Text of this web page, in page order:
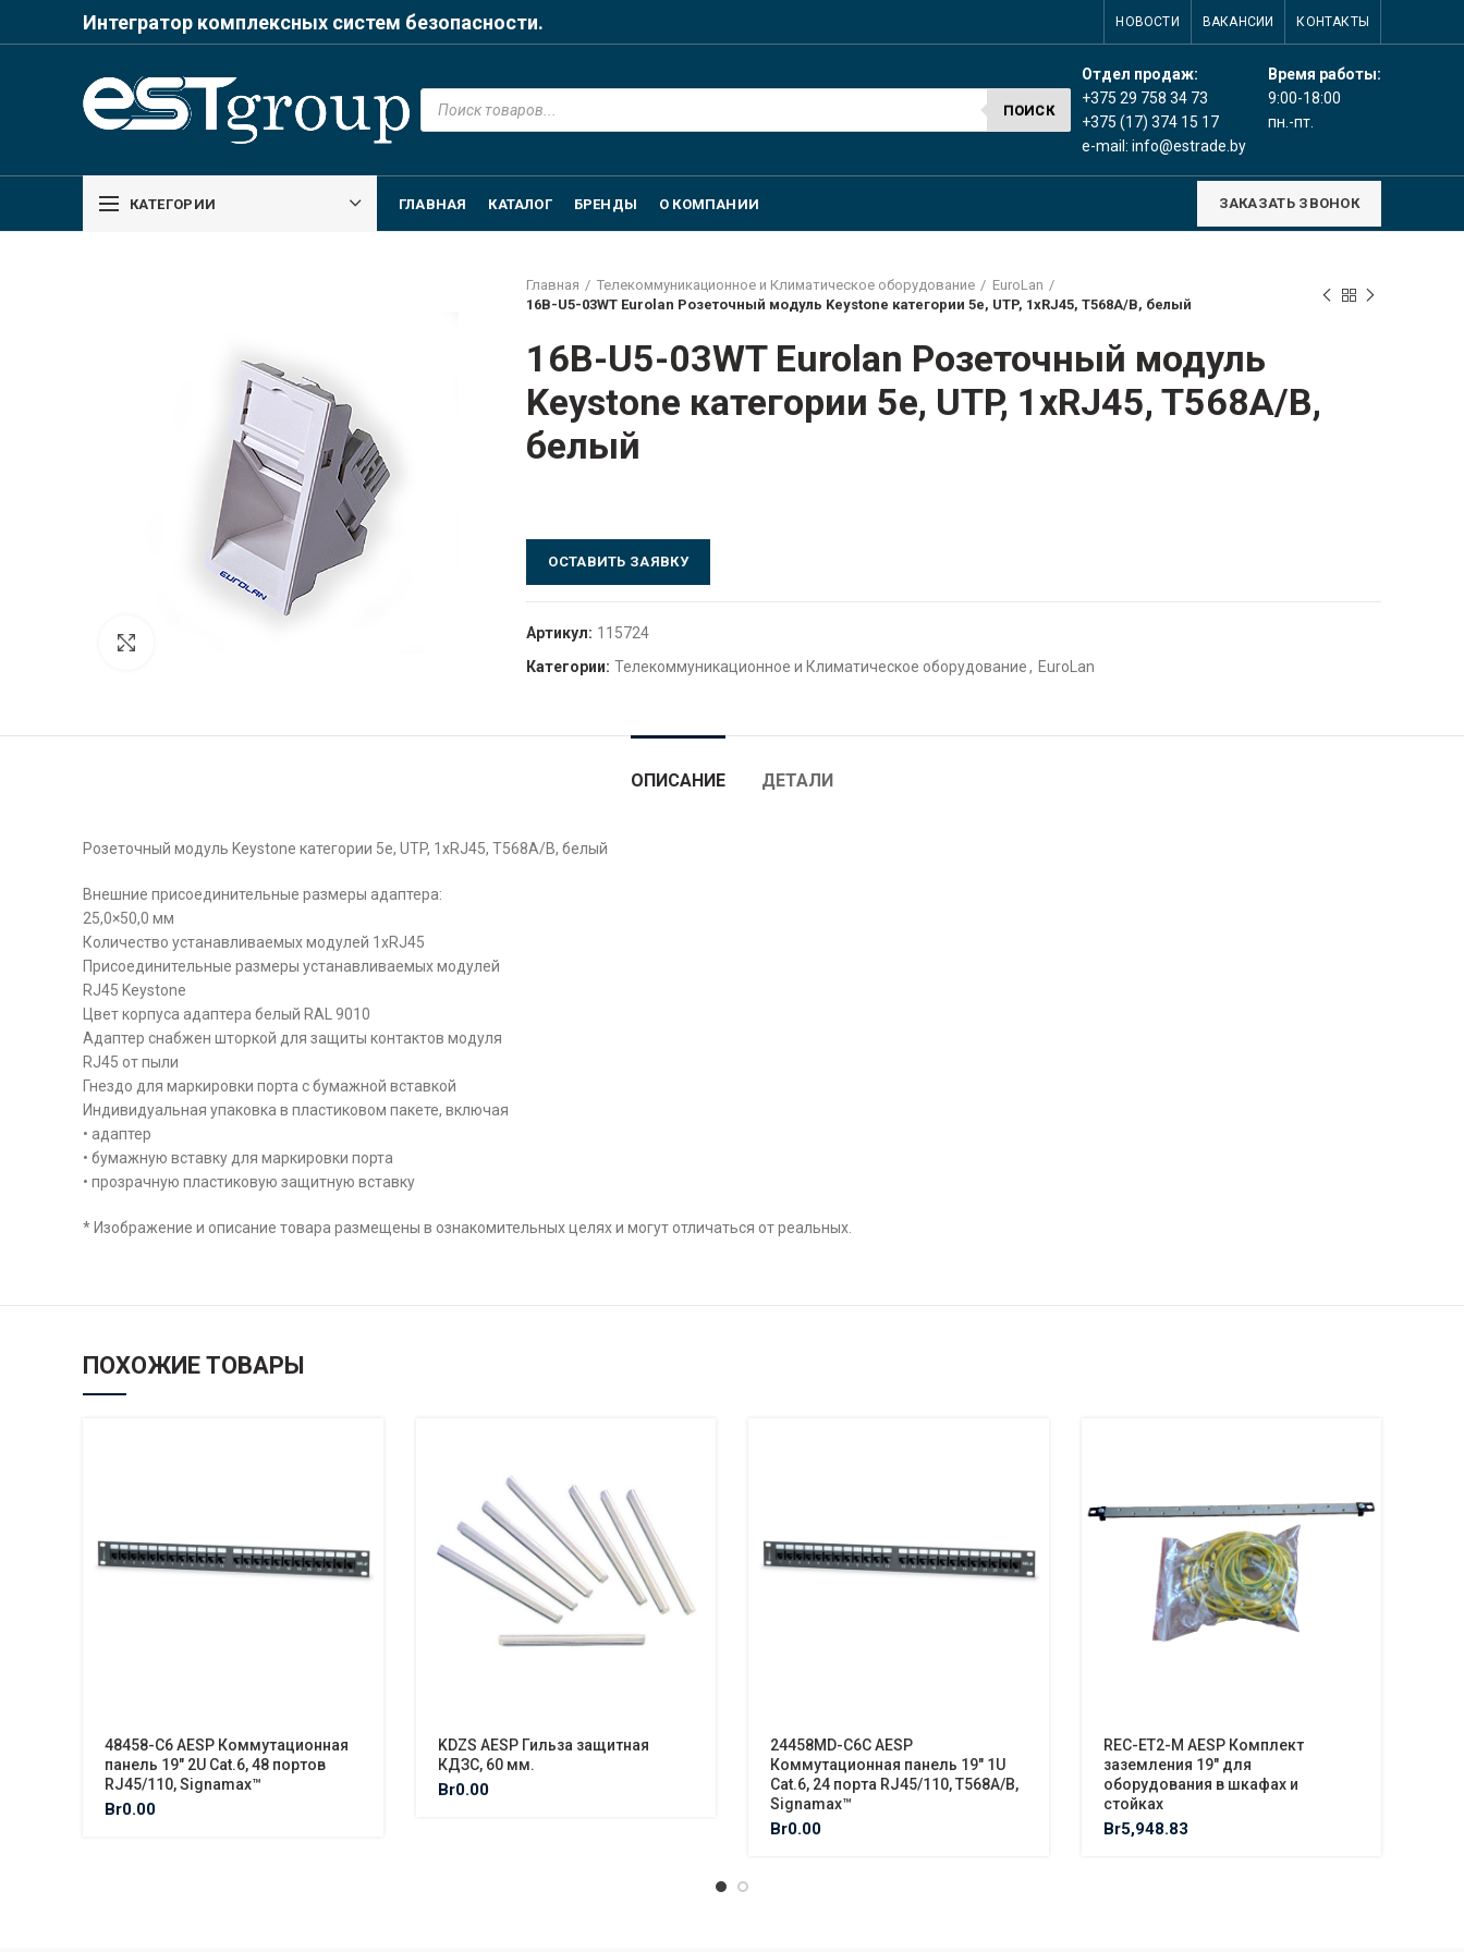
Интегратор комплексных систем безопасности. НОВОСТИ ВАКАНСИИ КОНТАКТЫ
Поиск
товаров
ПОИСК
Отдел продаж:
+375 29 758 34 73
+375 (17) 374 15 17
e-mail: info@estrade.by
Время работы:
9:00-18:00
пн.-пт.
КАТЕГОРИИ ГЛАВНАЯ КАТАЛОГ БРЕНДЫ О КОМПАНИИ ЗАКАЗАТЬ ЗВОНОК
Главная Телекоммуникационное и Климатическое оборудование
EuroLan
16B-U5-03WT Eurolan Розеточный модуль Keystone категории 5e, UTP, 1xRJ45, T568A/B, белый
16B-U5-03WT Eurolan Розеточный модуль
Keystone категории 5e, UTP, 1xRJ45, T568A/B,
белый
ОСТАВИТЬ ЗАЯВКУ
Артикул: 115724
Категории: Телекоммуникационное и Климатическое оборудование , EuroLan
ОПИСАНИЕ ДЕТАЛИ
Розеточный модуль Keystone категории 5e, UTP, 1xRJ45, T568A/B, белый
Внешние присоединительные размеры адаптера:
25,0×50,0 мм
Количество устанавливаемых модулей 1xRJ45
Присоединительные размеры устанавливаемых модулей
RJ45 Keystone
Цвет корпуса адаптера белый RAL 9010
Адаптер снабжен шторкой для защиты контактов модуля
RJ45 от пыли
Гнездо для маркировки порта с бумажной вставкой
Индивидуальная упаковка в пластиковом пакете, включая
• адаптер
• бумажную вставку для маркировки порта
• прозрачную пластиковую защитную вставку
* Изображение и описание товара размещены в ознакомительных целях и могут отличаться от реальных.
ПОХОЖИЕ ТОВАРЫ
48458-C6 AESP Коммутационная
панель 19″ 2U Cat.6, 48 портов
RJ45/110, Signamax™
Br0.00
KDZS AESP Гильза защитная
КДЗС, 60 мм.
Br0.00
24458MD-C6C AESP
Коммутационная панель 19″ 1U
Cat.6, 24 порта RJ45/110, T568A/B,
Signamax™
Br0.00
REC-ET2-M AESP Комплект
заземления 19″ для
оборудования в шкафах и
стойках
Br5,948.83